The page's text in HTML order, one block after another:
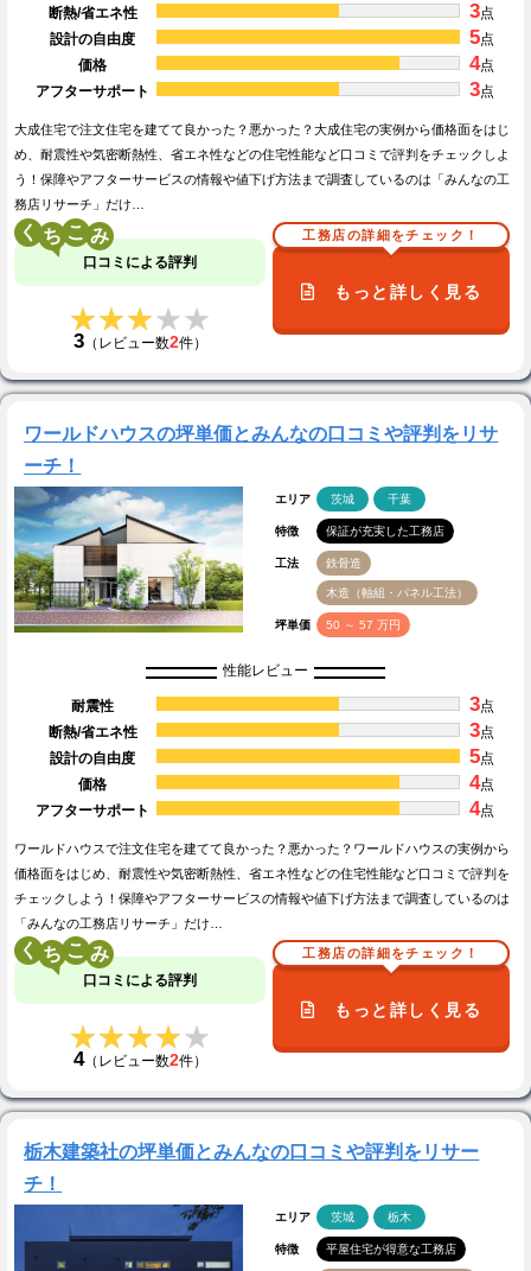
断熱/省エネ性 3点
設計の自由度
5点
価格
4点
アフターサポート
3点
大成住宅で注文住宅を建てて良かった？悪かった？大成住宅の実例から価格面をはじ
め、耐震性や気密断熱性、省エネ性などの住宅性能など口コミで評判をチェックしよ
う！保障やアフターサービスの情報や値下げ方法まで調査しているのは「みんなの工
務店リサーチ」だけ…
く こ
口コミによる評判
★★★★★
★★★★★
3（レビュー数2件）
工務店の詳細をチェック！
もっと詳しく見る
ワールドハウスの坪単価とみんなの口コミや評判をリサ
ーチ！
エリア 茨城 千葉
特徴 保証が充実した工務店
工法 鉄骨造
木造（軸組・パネル工法）
坪単価 50 ～ 57 万円
性能レビュー
耐震性 3点
断熱/省エネ性
3点
設計の自由度
5点
価格
4点
アフターサポート
4点
ワールドハウスで注文住宅を建てて良かった？悪かった？ワールドハウスの実例から
価格面をはじめ、耐震性や気密断熱性、省エネ性などの住宅性能など口コミで評判を
チェックしよう！保障やアフターサービスの情報や値下げ方法まで調査しているのは
「みんなの工務店リサーチ」だけ…
く こ
口コミによる評判
★★★★★
★★★★★
4（レビュー数2件）
工務店の詳細をチェック！
もっと詳しく見る
栃木建築社の坪単価とみんなの口コミや評判をリサー
チ！
エリア 茨城 栃木
特徴 平屋住宅が得意な工務店